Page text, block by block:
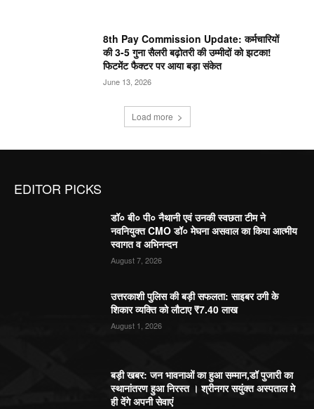
8th Pay Commission Update: कर्मचारियों
की 3-5 गुना सैलरी बढ़ोतरी की उम्मीदों को झटका!
फिटमेंट फैक्टर पर आया बड़ा संकेत
June 13, 2026
Load more
EDITOR PICKS
डॉ० बी० पी० नैथानी एवं उनकी स्वछता टीम ने
नवनियुक्त CMO डॉ० मेघना असवाल का किया आत्मीय
स्वागत व अभिनन्दन
August 7, 2026
उत्तरकाशी पुलिस की बड़ी सफलता: साइबर ठगी के
शिकार व्यक्ति को लौटाए ₹7.40 लाख
August 1, 2026
बड़ी खबर: जन भावनाओं का हुआ सम्मान,डॉ पुजारी का
स्थानांतरण हुआ निरस्त । श्रीनगर सयुंक्त अस्पताल मे
ही देंगे अपनी सेवाएं